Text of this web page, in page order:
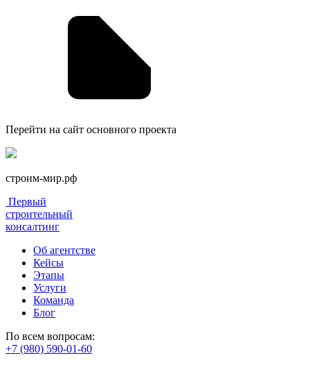
Перейти на сайт основного проекта
строим-мир.рф
Первый
строительный
консалтинг
Об агентстве
Кейсы
Этапы
Услуги
Команда
Блог
По всем вопросам:
+7 (980) 590-01-60